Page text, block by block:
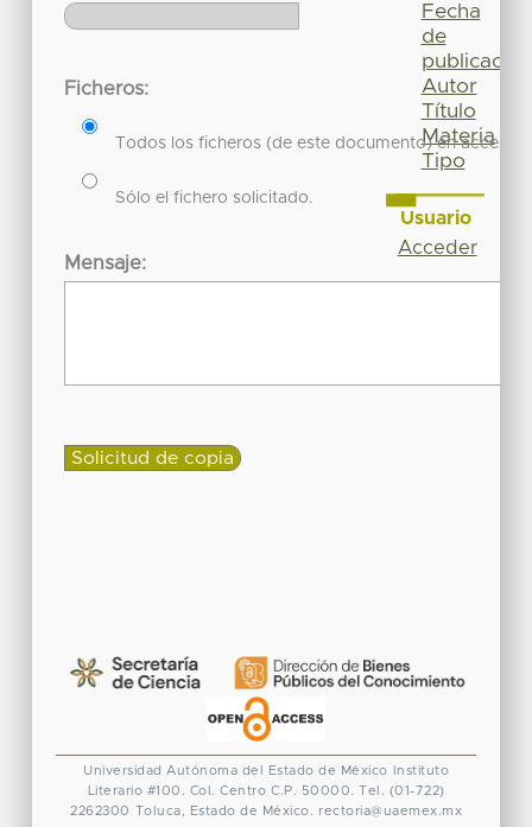
Ficheros:
Todos los ficheros (de este documento) en acceso
Sólo el fichero solicitado.
Mensaje:
Fecha
de
publicación
Autor
Título
Materia
Tipo
Usuario
Acceder
Universidad Autónoma del Estado de México
Instituto
Literario #100. Col. Centro C.P. 50000. Tel. (01-722)
2262300 Toluca, Estado de México. rectoria@uaemex.mx